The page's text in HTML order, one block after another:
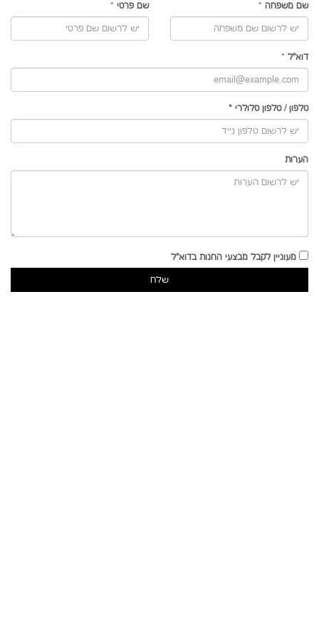
שם פרטי * שם משפחה *
דוא"ל *
טלפון /טלפון סלולרי *
הערות
מעוניין לקבל מבצעי החנות בדוא"ל